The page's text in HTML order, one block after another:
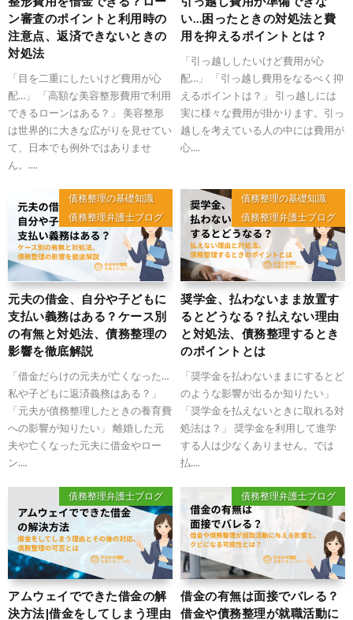
ン審査のポイントと利用時の
注意点、返済できないときの
対処法
「目を二重にしたいけど費用が心
配…」 「高額な美容整形費用で利用
できるローンはある？」 美容整形
は世界的に大きな広がりを見せてい
て、日本でも例外ではありませ
ん。....
い…困ったときの対処法と費
用を抑えるポイントとは？
「引っ越ししたいけど費用が心
配…」 「引っ越し費用をなるべく抑
えるポイントは？」 引っ越しには
実に様々な費用が掛かります。引っ
越しを考えている人の中には費用が
心....
債務整理の基礎知識
債務整理弁護士ブログ
元夫の借金、自分や子どもに
支払い義務はある？ケース別
の有無と対処法、債務整理の
影響を徹底解説
「借金だらけの元夫が亡くなった…
私や子どもに返済義務はある？」
「元夫が債務整理したときの養育費
への影響が知りたい」 離婚した元
夫や亡くなった元夫に借金やロー
ン....
債務整理の基礎知識
債務整理弁護士ブログ
奨学金、払わないまま放置す
るとどうなる？払えない理由
と対処法、債務整理するとき
のポイントとは
「奨学金を払わないままにするとど
のような影響が出るか知りたい」
「奨学金を払えないときに取れる対
処法は？」 奨学金を利用して進学
する人は少なくありません。では
払....
債務整理弁護士ブログ
アムウェイでできた借金の解
決方法|借金をしてしまう理由
債務整理弁護士ブログ
借金の有無は面接でバレる？
借金や債務整理が就職活動に